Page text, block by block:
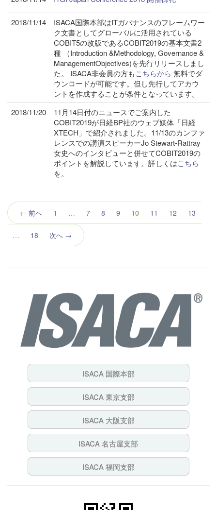
2018/11/14
ISACA国際本部はITガバナンスのフレームワー
ク文書としてグローバルに活用されている
COBIT5の改版であるCOBIT2019の基本文書2
種 （Introduction &Methodology, Governance &
ManagementObjectives)を先行リリースしまし
た。 ISACA非会員の方もこちらから 無料でダ
ウンロードが可能です。但し先行してアカウ
ントを作成することが条件となっています。
2018/11/20
11月14日付のニュースでご案内した
COBIT2019が日経BP社のウェブ媒体「日経
XTECH」で紹介されました。11/13のカンファ
レンスでの講演スピーカーJo Stewart-Rattray
女史へのインタビューと併せてCOBIT2019の
ポイントを解説しています。詳しくはこちら
を。
← 前へ 1 … 7 8 9 10 （こ
の
11 12 13
… 18 次へ →
ISACA 国際本部
ISACA 東京支部
ISACA 大阪支部
ISACA 名古屋支部
ISACA 福岡支部